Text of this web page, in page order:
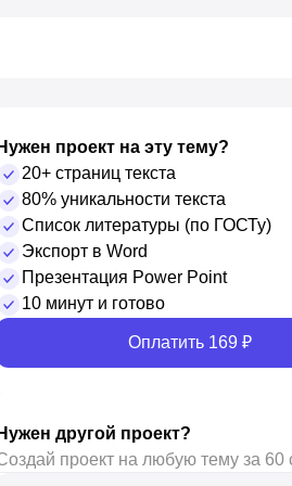
Нужен проект на эту тему?
20+ страниц текста
80% уникальности текста
Список литературы (по ГОСТу)
Экспорт в Word
Презентация Power Point
10 минут и готово
Оплатить 169 ₽
Нужен другой проект?
проект на любую тему за 60